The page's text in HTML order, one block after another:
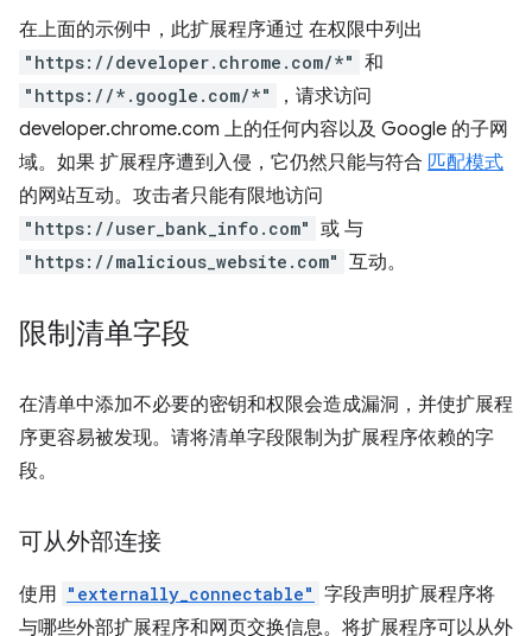
在上面的示例中，此扩展程序通过 在权限中列出
"https://developer.chrome.com/*" 和
"https://*.google.com/*"
，请求访问
developer.chrome.com 上的任何内容以及 Google 的子网
域。如果 扩展程序遭到入侵，它仍然只能与符合 匹配模式
的网站互动。攻击者只能有限地访问
"https://user_bank_info.com" 或 与
"https://malicious_website.com" 互动。
限制清单字段
在清单中添加不必要的密钥和权限会造成漏洞，并使扩展程
序更容易被发现。请将清单字段限制为扩展程序依赖的字
段。
可从外部连接
使用 "externally_connectable" 字段声明扩展程序将
与哪些外部扩展程序和网页交换信息。将扩展程序可以从外